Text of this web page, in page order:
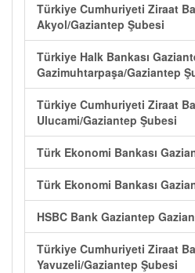
Türkiye Cumhuriyeti Ziraat
Akyol/Gaziantep Şubesi
Türkiye Halk Bankası
Gazimuhtarpaşa/Gaziantep
Türkiye Cumhuriyeti Ziraat
Ulucami/Gaziantep Şubesi
Türk Ekonomi Bankası
Türk Ekonomi Bankası
HSBC Bank Gaziantep
Türkiye Cumhuriyeti Ziraat
Yavuzeli/Gaziantep Şubesi